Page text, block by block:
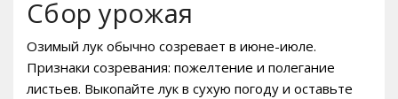
Сбор урожая
Озимый лук обычно созревает в июне-июле.
Признаки созревания: пожелтение и полегание
листьев. Выкопайте лук в сухую погоду и оставьте